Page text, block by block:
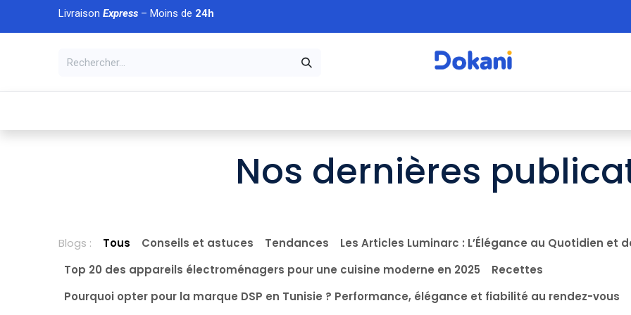
Se rendre au contenu
Livraison Express– Moins de 24h
À DÉCOUVRIR
Nos dernières
Blogs : Tous Conseils et astuces Tendances
Les Articles Luminarc : L’Élégance au Quotidien et
Top 20 des appareils électroménagers pour une cuisine moderne en 2025
Recettes
Pourquoi opter pour la marque DSP en Tunisie ? Performance, élégance et fiabilité au rendez-vous